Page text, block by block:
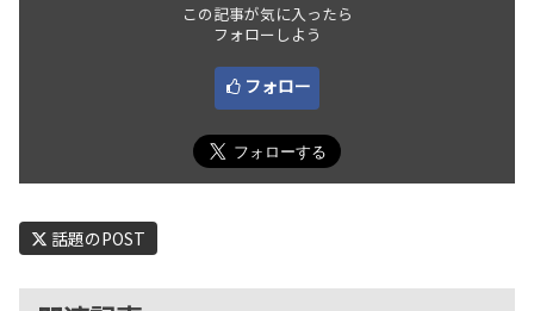
この記事が気に入ったら
フォローしよう
フォロー
話題のPOST